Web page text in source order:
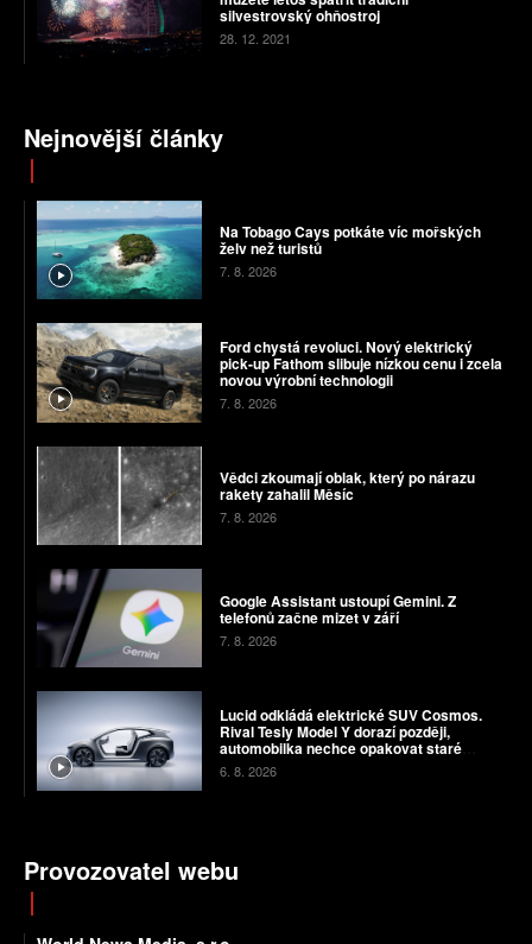
silvestrovský ohňostroj
28. 12. 2021
Nejnovější články
Na Tobago Cays potkáte víc mořských
želv než turistů
7. 8. 2026
Ford chystá revoluci. Nový elektrický
pick-up Fathom slibuje nízkou cenu i zcela
novou výrobní technologii
7. 8. 2026
Vědci zkoumají oblak, který po nárazu
rakety zahalil Měsíc
7. 8. 2026
Google Assistant ustoupí Gemini. Z
telefonů začne mizet v září
7. 8. 2026
Lucid odkládá elektrické SUV Cosmos.
Rival Tesly Model Y dorazí později,
automobilka nechce opakovat staré
chyby
6. 8. 2026
Provozovatel webu